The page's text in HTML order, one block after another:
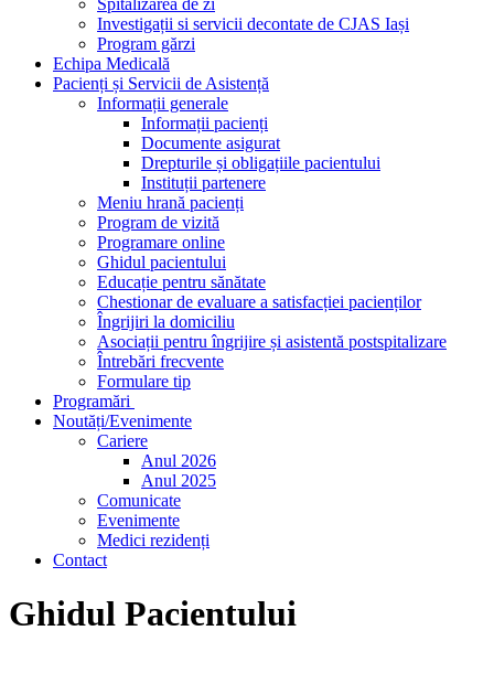
Spitalizarea de zi
Investigații si servicii decontate de CJAS Iași
Program gărzi
Echipa Medicală
Pacienți și Servicii de Asistență
Informații generale
Informații pacienți
Documente asigurat
Drepturile și obligațiile pacientului
Instituții partenere
Meniu hrană pacienți
Program de vizită
Programare online
Ghidul pacientului
Educație pentru sănătate
Chestionar de evaluare a satisfacției pacienților
Îngrijiri la domiciliu
Asociații pentru îngrijire și asistentă postspitalizare
Întrebări frecvente
Formulare tip
Programări
Noutăți/Evenimente
Cariere
Anul 2026
Anul 2025
Comunicate
Evenimente
Medici rezidenți
Contact
to
Ghidul Pacientului